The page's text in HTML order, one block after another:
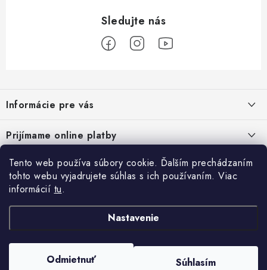
Tento web používa súbory cookie. Ďalším prechádzaním
tohto webu vyjadrujete súhlas s ich používaním. Viac
informácií tu.
Nastavenie
Odmietnuť Súhlasím
p
ä
t
Informácie pre vás
Reklamačný poriadok - formulár
Kontakt
Prijímame online platby
Prihlásenie
E-mail
Heslo
Facebook
Posledné hodnotenie produktov
Copyright 2026ATV pneumatiky . Všetky práva vyhradené.